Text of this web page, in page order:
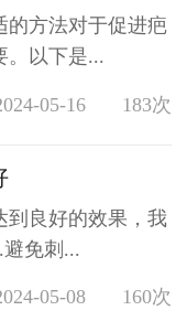
的方法对于促进疤
。以下是...
05-16 183次
到良好的效果，我
免刺...
05-08 160次